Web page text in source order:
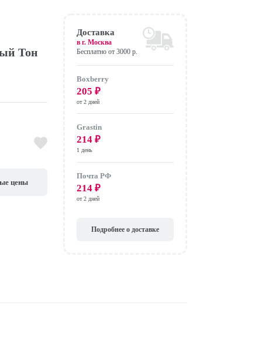
Тон
цены
Доставка
в г.Москва
Бесплатно от 3000 р.
Boxberry
205 ₽
от 2 дней
Grastin
214 ₽
1 день
Почта РФ
214 ₽
от 2 дней
Подробнее о доставке